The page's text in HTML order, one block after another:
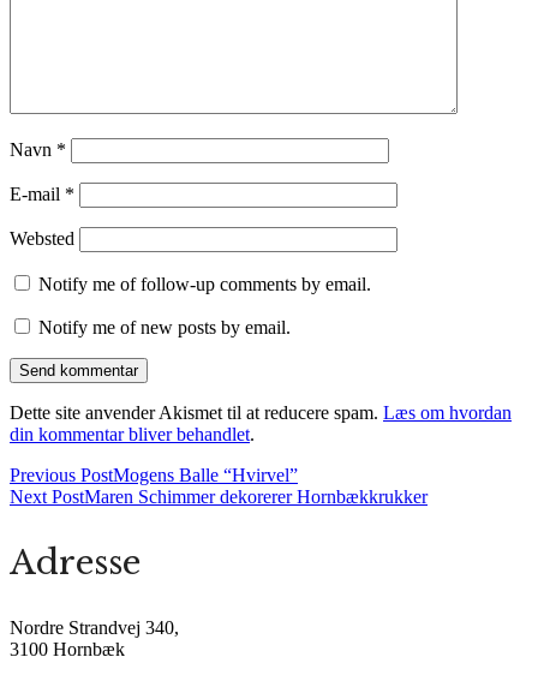
Navn *
E-mail *
Websted
Notify me of follow-up comments by email.
Notify me of new posts by email.
Dette site anvender Akismet til at reducere spam. Læs om hvordan
din kommentar bliver behandlet.
Previous PostMogens Balle “Hvirvel”
Next PostMaren Schimmer dekorerer Hornbækkrukker
Adresse
Nordre Strandvej 340,
3100 Hornbæk